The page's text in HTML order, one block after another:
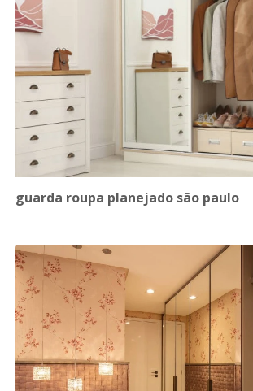
guarda roupa planejado são paulo